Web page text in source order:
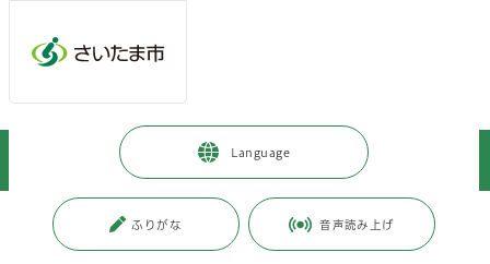
Language
ふりがな 音声読み上げ
市政情報 人口・統計 >
>
更新日付：2023年4月6日 / ページ番号：C088375